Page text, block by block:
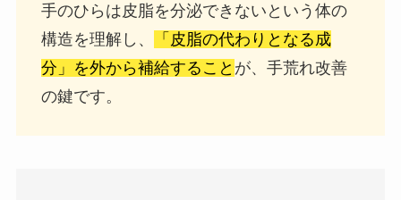
手のひらは皮脂を分泌できないという体の
構造を理解し、
「皮脂の代わりとなる成
分」を外から補給すること が、手荒れ改善
の鍵です。